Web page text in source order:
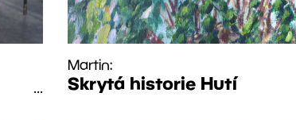
...
Martin:
Skrytá historie Hutí